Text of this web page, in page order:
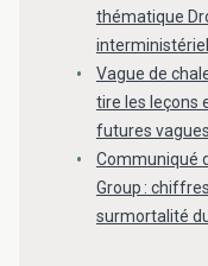
thématique
Vague de
tire les leçons
futures
Communiqué
Group :
surmortalité